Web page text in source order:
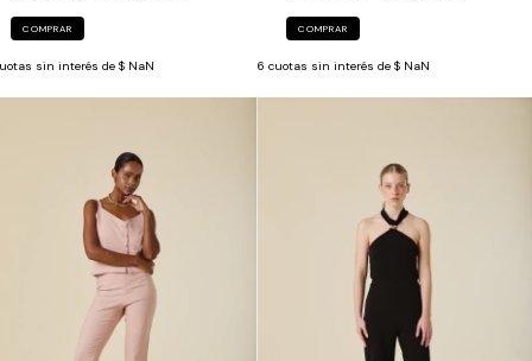
COMPRAR
sin interés de $ NaN
COMPRAR
6 cuotas sin interés de $ NaN